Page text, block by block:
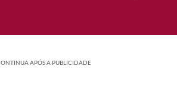
APÓS A PUBLICIDADE